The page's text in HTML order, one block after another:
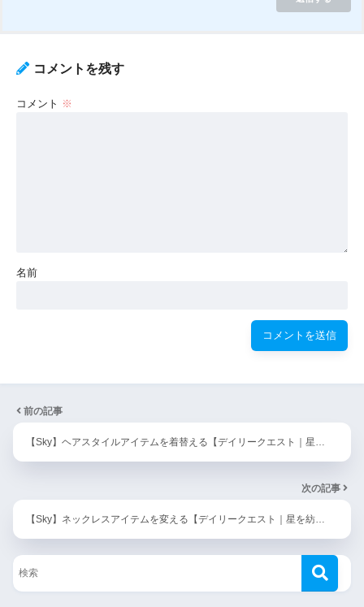
コメントを残す
コメント ※
名前
前の記事
【Sky】ヘアスタイルアイテムを着替える【デイリークエスト｜星…
次の記事
【Sky】ネックレスアイテムを変える【デイリークエスト｜星を紡…